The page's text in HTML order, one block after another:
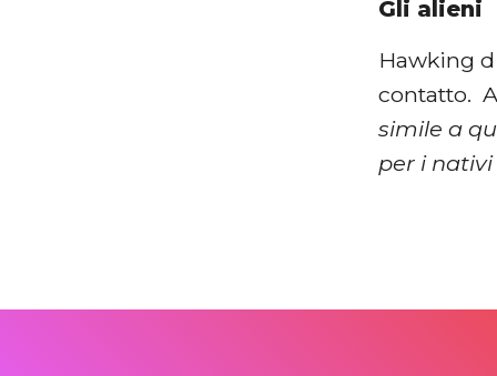
Gli alieni
Hawking
contatto.
simile a
per i